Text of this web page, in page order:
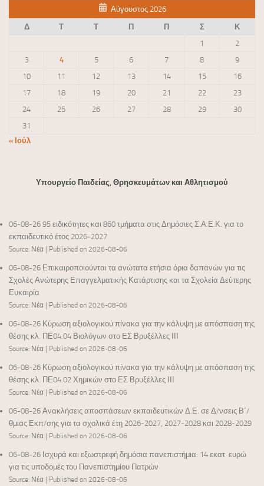
Αύγουστος 2026
Δ
Τ Τ Π Π Σ
Κ
1
2
3
4 5 6 7 8
9
10
11 12 13 14 15
16
17
18 19 20 21 22
23
24
25 26 27 28 29
30
31
« Ιούλ
Υπουργείο Παιδείας, Θρησκευμάτων και Αθλητισμού
06-08-26 95 ειδικότητες και 860 τμήματα στις Δημόσιες Σ.Α.Ε.Κ. για το
εκπαιδευτικό έτος 2026-2027
Source: Νέα Published on 2026-08-06
06-08-26 Επικαιροποιούνται τα ανώτατα ετήσια όρια δαπανών για τις
Σχολές Ανώτερης Επαγγελματικής Κατάρτισης και τα Σχολεία Δεύτερης
Ευκαιρία
Source: Νέα Published on 2026-08-06
06-08-26 Κύρωση αξιολογικού πίνακα για την κάλυψη με απόσπαση της
θέσης κλ. ΠΕ04.04 Βιολόγων στο ΕΣ Βρυξέλλες ΙΙΙ
Source: Νέα Published on 2026-08-06
06-08-26 Κύρωση αξιολογικού πίνακα για την κάλυψη με απόσπαση της
θέσης κλ. ΠΕ04.02 Χημικών στο ΕΣ Βρυξέλλες ΙΙΙ
Source: Νέα Published on 2026-08-06
06-08-26 Ανακλήσεις αποσπάσεων εκπαιδευτικών Δ.Ε. σε Δ/νσεις Β΄/
θμιας Εκπ/σης για τα σχολικά έτη 2026-2027, 2027-2028 και 2028-2029
Source: Νέα Published on 2026-08-06
06-08-26 Ισχυρά και εξωστρεφή δημόσια πανεπιστήμια: 14 εκατ. ευρώ
για τις υποδομές του Πανεπιστημίου Πατρών
Source: Νέα Published on 2026-08-06